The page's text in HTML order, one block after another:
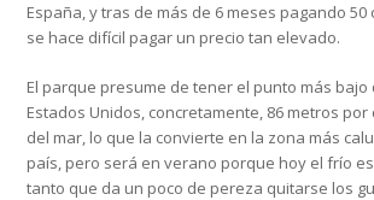
España, y tras de más de 6 meses pagando
se hace difícil pagar un precio tan elevado.
El parque presume de tener el punto más bajo
Estados Unidos, concretamente, 86 metros
del mar, lo que la convierte en la zona más
país, pero será en verano porque hoy el frío
tanto que da un poco de pereza quitarse los